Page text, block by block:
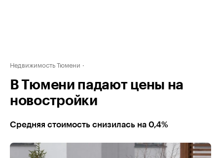
Недвижимость Тюмени
В Тюмени падают цены на
новостройки
Средняя стоимость снизилась на 0,4%